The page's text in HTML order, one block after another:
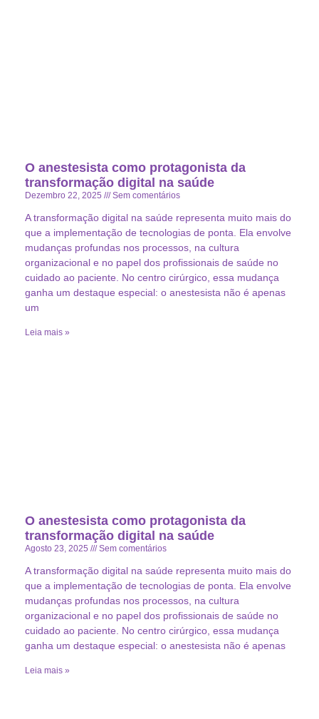
O anestesista como protagonista da
transformação digital na saúde
Dezembro 22, 2025 Sem comentários
A transformação digital na saúde representa muito mais do
que a implementação de tecnologias de ponta. Ela envolve
mudanças profundas nos processos, na cultura
organizacional e no papel dos profissionais de saúde no
cuidado ao paciente. No centro cirúrgico, essa mudança
ganha um destaque especial: o anestesista não é apenas
um
Leia mais »
O anestesista como protagonista da
transformação digital na saúde
Agosto 23, 2025 Sem comentários
A transformação digital na saúde representa muito mais do
que a implementação de tecnologias de ponta. Ela envolve
mudanças profundas nos processos, na cultura
organizacional e no papel dos profissionais de saúde no
cuidado ao paciente. No centro cirúrgico, essa mudança
ganha um destaque especial: o anestesista não é apenas
Leia mais »